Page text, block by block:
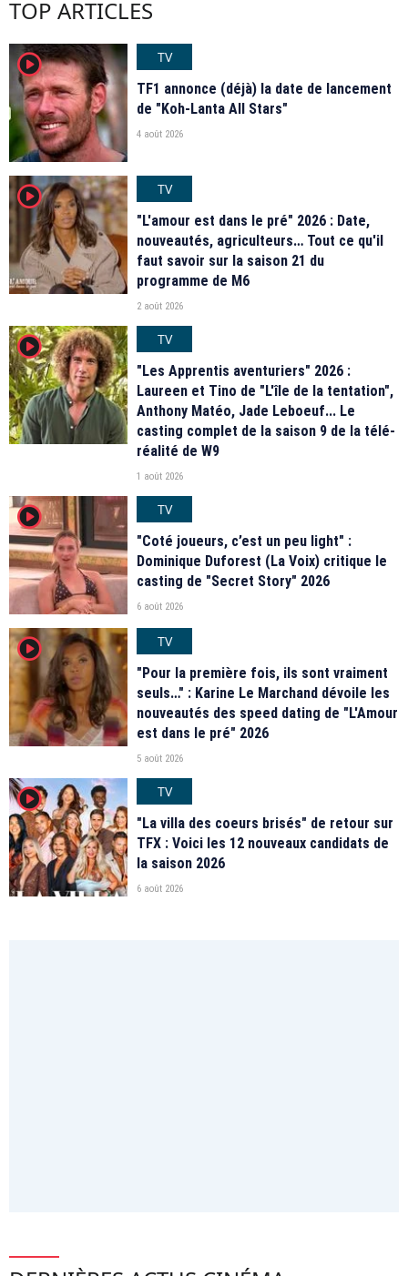
TOP ARTICLES
player2
TV
TF1 annonce (déjà) la date de lancement
de "Koh-Lanta All Stars"
4 août 2026
player2
TV
"L'amour est dans le pré" 2026 : Date,
nouveautés, agriculteurs… Tout ce qu'il
faut savoir sur la saison 21 du
programme de M6
2 août 2026
player2
TV
"Les Apprentis aventuriers" 2026 :
Laureen et Tino de "L'île de la tentation",
Anthony Matéo, Jade Leboeuf... Le
casting complet de la saison 9 de la télé-
réalité de W9
1 août 2026
player2
TV
"Coté joueurs, c’est un peu light" :
Dominique Duforest (La Voix) critique le
casting de "Secret Story" 2026
6 août 2026
player2
TV
"Pour la première fois, ils sont vraiment
seuls…" : Karine Le Marchand dévoile les
nouveautés des speed dating de "L'Amour
est dans le pré" 2026
5 août 2026
player2
TV
"La villa des coeurs brisés" de retour sur
TFX : Voici les 12 nouveaux candidats de
la saison 2026
6 août 2026